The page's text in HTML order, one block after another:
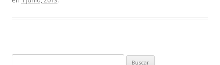
b
k
er
r